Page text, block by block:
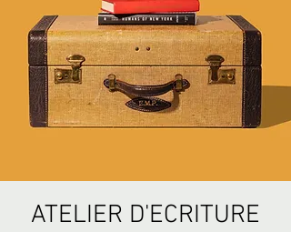
ATELIER D'ECRITURE